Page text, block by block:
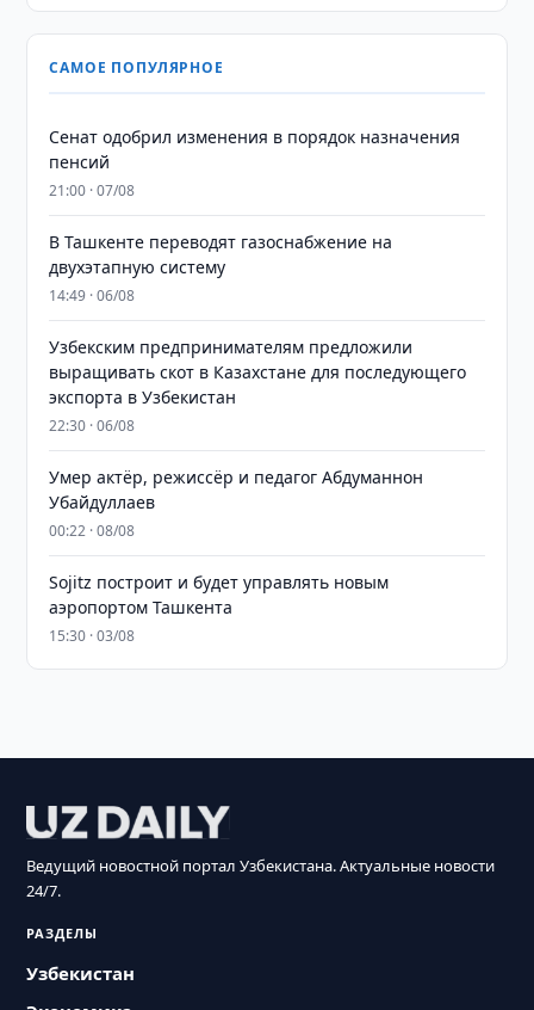
САМОЕ ПОПУЛЯРНОЕ
Сенат одобрил изменения в порядок назначения
пенсий
21:00 · 07/08
В Ташкенте переводят газоснабжение на
двухэтапную систему
14:49 · 06/08
Узбекским предпринимателям предложили
выращивать скот в Казахстане для последующего
экспорта в Узбекистан
22:30 · 06/08
Умер актёр, режиссёр и педагог Абдуманнон
Убайдуллаев
00:22 · 08/08
Sojitz построит и будет управлять новым
аэропортом Ташкента
15:30 · 03/08
Ведущий новостной портал Узбекистана. Актуальные новости
24/7.
РАЗДЕЛЫ
Узбекистан